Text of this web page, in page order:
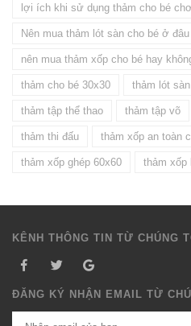
lợi ích khi sử dụng thảm cho bé
Nên mua thảm lót sàn cho bé ở đâu
nên mua thảm xốp cho bé hay
thảm cho bé 30x30 thảm lót
thảm tập thể thao thảm tập võ
thảm thi đấu thảm xốp an toàn
thảm xốp ghép 60x60 thảm xốp
KÊNH THÔNG TIN TỪ CHÚNG
ĐĂNG KÝ NHẬN EMAIL TỪ